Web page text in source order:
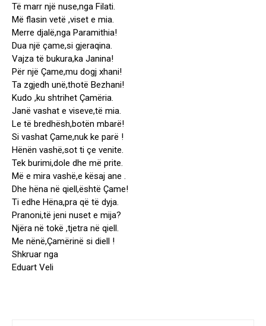
Të marr një nuse,nga Filati.
Më flasin vetë ,viset e mia.
Merre djalë,nga Paramithia!
Dua një çame,si gjeraqina.
Vajza të bukura,ka Janina!
Për një Çame,mu dogj xhani!
Ta zgjedh unë,thotë Bezhani!
Kudo ,ku shtrihet Çamëria.
Janë vashat e viseve,të mia.
Le të bredhësh,botën mbarë!
Si vashat Çame,nuk ke parë !
Hënën vashë,sot ti çe venite.
Tek burimi,dole dhe më prite.
Më e mira vashë,e kësaj ane .
Dhe hëna në qiell,është Çame!
Ti edhe Hëna,pra që të dyja.
Pranoni,të jeni nuset e mija?
Njëra në tokë ,tjetra në qiell.
Me nënë,Çamërinë si diell !
Shkruar nga
Eduart Veli